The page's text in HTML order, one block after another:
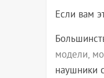
Если вам
модели,
наушники